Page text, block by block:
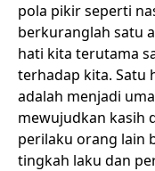
pola pikir seperti
berkuranglah satu
hati kita terutama
terhadap kita. Satu
adalah menjadi
mewujudkan kasih
perilaku orang lain
tingkah laku dan